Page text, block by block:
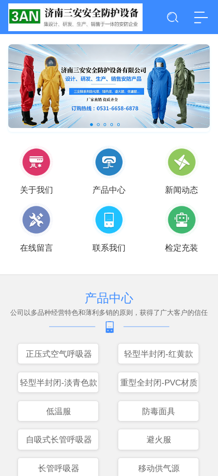
关于我们 产品中心 新闻动态
在线留言 联系我们 检定充装
产品中心
公司以多品种经营特色和薄利多销的原则，获得了广大客户的信任
正压式空气呼吸器 轻型半封闭-红黄款
轻型半封闭-淡青色款 重型全封闭-PVC材质
低温服 防毒面具
自吸式长管呼吸器 避火服
长管呼吸器 移动供气源